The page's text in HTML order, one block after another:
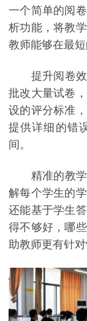
一个简单的阅
析功能，将教
教师能够在最
提升阅卷效
批改大量试卷
设的评分标准
提供详细的错
间。
精准的教学
解每个学生的
还能基于学生
得不够好，哪
助教师更有针对